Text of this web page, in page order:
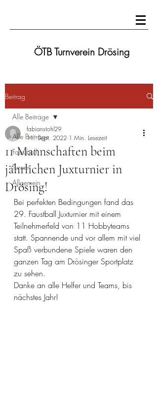
ÖTB Turnverein Drösing
Beitrag
Alle Beiträge
Faustball
Turnen
Allgemein
Alle Beiträge
11 Mannschaften beim
jährlichen Juxturnier in
Drösing!
fabianstohl29
11. Sept. 2022 1 Min. Lesezeit
Bei perfekten Bedingungen fand das
29. Faustball Juxturnier mit einem
Teilnehmerfeld von 11 Hobbyteams
statt. Spannende und vor allem mit viel
Spaß verbundene Spiele waren den
ganzen Tag am Drösinger Sportplatz
zu sehen.
Danke an alle Helfer und Teams, bis
nächstes Jahr!